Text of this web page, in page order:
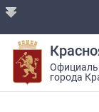
города